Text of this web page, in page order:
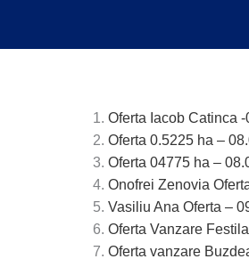
Oferta Iacob Catinca
Oferta 0.5225 ha –
Oferta 04775 ha –
Onofrei Zenovia
Vasiliu Ana Oferta –
Oferta Vanzare
Oferta vanzare